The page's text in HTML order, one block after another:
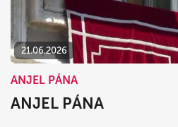
21.06.2026
ANJEL PÁNA
ANJEL PÁNA